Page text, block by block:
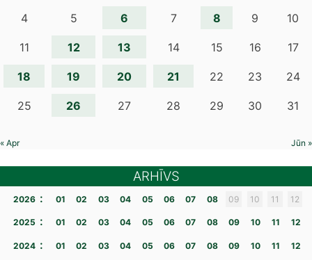
4
5 6 7 8 9 10
11 12 13 14 15 16 17
18 19 20 21 22 23 24
25 26 27 28 29 30 31
« Apr Jūn »
ARHĪVS
2026 : 01 02 03 04 05 06 07 08 09 10 11 12
2025 : 01 02 03 04 05 06 07 08 09 10 11 12
2024 : 01 02 03 04 05 06 07 08 09 10 11 12